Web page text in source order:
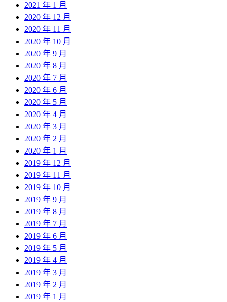
2021 年 1 月
2020 年 12 月
2020 年 11 月
2020 年 10 月
2020 年 9 月
2020 年 8 月
2020 年 7 月
2020 年 6 月
2020 年 5 月
2020 年 4 月
2020 年 3 月
2020 年 2 月
2020 年 1 月
2019 年 12 月
2019 年 11 月
2019 年 10 月
2019 年 9 月
2019 年 8 月
2019 年 7 月
2019 年 6 月
2019 年 5 月
2019 年 4 月
2019 年 3 月
2019 年 2 月
2019 年 1 月